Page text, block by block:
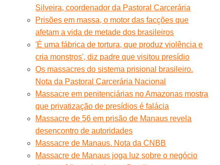
Silveira, coordenador da Pastoral Carcerária
Prisões em massa, o motor das facções que
afetam a vida de metade dos brasileiros
'É uma fábrica de tortura, que produz violência e
cria monstros', diz padre que visitou presídio
Os massacres do sistema prisional brasileiro.
Nota da Pastoral Carcerária Nacional
Massacre em penitenciárias no Amazonas mostra
que privatização de presídios é falácia
Massacre de 56 em prisão de Manaus revela
desencontro de autoridades
Massacre de Manaus. Nota da CNBB
Massacre de Manaus joga luz sobre o negócio